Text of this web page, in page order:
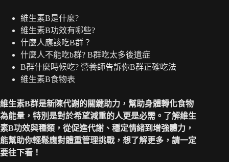
維生素B是什麼?
維生素B功效有哪些?
什麼人應該吃B群？
什麼人不能吃b群? B群吃太多後遺症
B群什麼時候吃? 營養師告訴你B群正確吃法
維生素B食物表
維生素B群是新陳代謝的關鍵助力，幫助身體轉化食物
為能量，特別是對於希望減重的人更是必需。了解維生
素B功效與種類，從促進代謝、穩定情緒到增強體力，
能幫助你輕鬆應對體重管理挑戰，想了解更多，請一定
要往下看！